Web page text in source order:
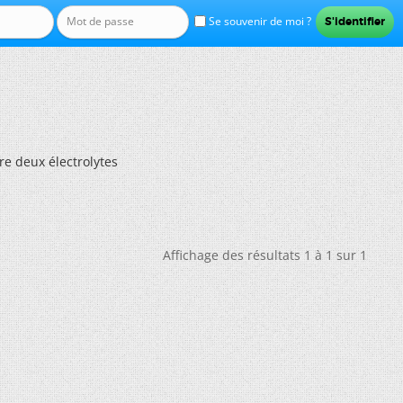
Se souvenir de moi ?
deux électrolytes
Affichage des résultats 1 à 1 sur 1